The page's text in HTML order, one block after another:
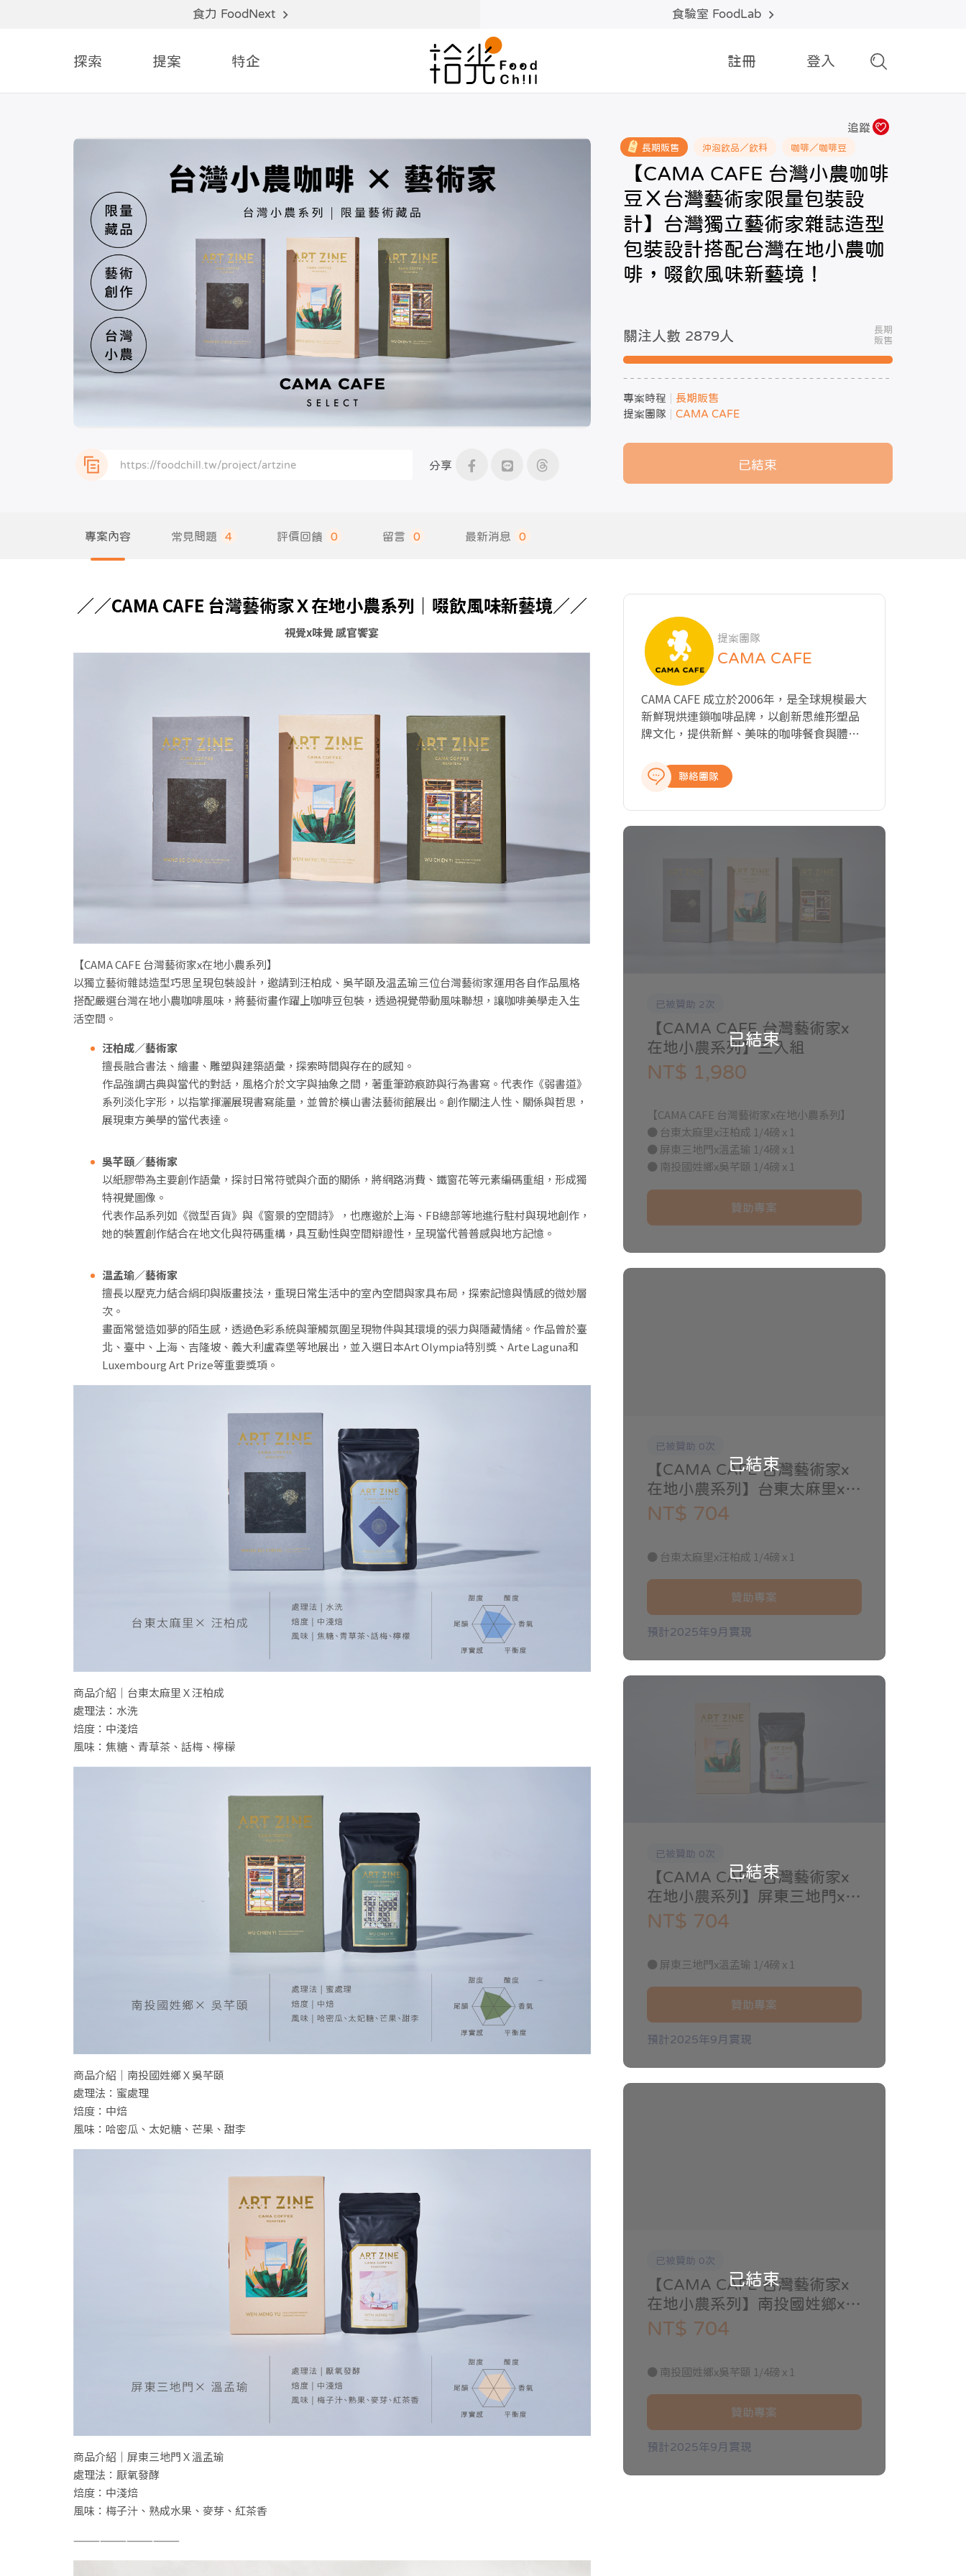
食力 FoodNext 食驗室 FoodLab
探索 提案 特企 註冊 登入
分享
追蹤
長期販售 沖泡飲品／飲料 咖啡／咖啡豆
【CAMA CAFE 台灣小農咖啡
豆Ｘ台灣藝術家限量包裝設
計】台灣獨立藝術家雜誌造型
包裝設計搭配台灣在地小農咖
啡，啜飲風味新藝境！
關注人數 2879 人
長期
販售
專案時程
長期販售
提案團隊
CAMA CAFE
已結束
專案內容 常見問題 4 評價回饋 0 留言 0 最新消息 0
／／CAMA CAFE 台灣藝術家Ｘ在地小農系列｜啜飲風味新藝境／／
視覺x味覺 感官饗宴
【CAMA CAFE 台灣藝術家x在地小農系列】
以獨立藝術雜誌造型巧思呈現包裝設計，邀請到汪柏成、吳芊頤及温孟瑜三位台灣藝術家運用各自作品風格
搭配嚴選台灣在地小農咖啡風味，將藝術畫作躍上咖啡豆包裝，透過視覺帶動風味聯想，讓咖啡美學走入生
活空間。
汪柏成／藝術家
擅長融合書法、繪畫、雕塑與建築語彙，探索時間與存在的感知。
作品強調古典與當代的對話，風格介於文字與抽象之間，著重筆跡痕跡與行為書寫。代表作《弱書道》
系列淡化字形，以指掌揮灑展現書寫能量，並曾於橫山書法藝術館展出。創作關注人性、關係與哲思，
展現東方美學的當代表達。
吳芊頤／藝術家
以紙膠帶為主要創作語彙，探討日常符號與介面的關係，將網路消費、鐵窗花等元素編碼重組，形成獨
特視覺圖像。
代表作品系列如《微型百貨》與《窗景的空間詩》，也應邀於上海、FB總部等地進行駐村與現地創作，
她的裝置創作結合在地文化與符碼重構，具互動性與空間辯證性，呈現當代普普感與地方記憶。
温孟瑜／藝術家
擅長以壓克力結合絹印與版畫技法，重現日常生活中的室內空間與家具布局，探索記憶與情感的微妙層
次。
畫面常營造如夢的陌生感，透過色彩系統與筆觸氛圍呈現物件與其環境的張力與隱藏情緒。作品曾於臺
北、臺中、上海、吉隆坡、義大利盧森堡等地展出，並入選日本Art Olympia特別獎、Arte Laguna和
Luxembourg Art Prize等重要獎項。
商品介紹｜台東太麻里Ｘ汪柏成
處理法：水洗
焙度：中淺焙
風味：焦糖、青草茶、話梅、檸檬
商品介紹｜南投國姓鄉Ｘ吳芊頤
處理法：蜜處理
焙度：中焙
風味：哈密瓜、太妃糖、芒果、甜李
商品介紹｜屏東三地門Ｘ溫孟瑜
處理法：厭氧發酵
焙度：中淺焙
風味：梅子汁、熟成水果、麥芽、紅茶香
————————————
提案團隊
CAMA CAFE
CAMA CAFE 成立於2006年，是全球規模最大
新鮮現烘連鎖咖啡品牌，以創新思維形塑品
牌文化，提供新鮮、美味的咖啡餐食與體
店內演繹整個「Bean to Cup」過程，從手
工挑豆、新鮮現烘到黃金萃取，講究從一顆
聯絡團隊
已結束
已被贊助 2次
【CAMA CAFE 台灣藝術家x
在地小農系列】三入組
NT$ 1,980
【CAMA CAFE 台灣藝術家x在地小農系列】
● 台東太麻里x汪柏成 1/4磅 x 1
● 屏東三地門x溫孟瑜 1/4磅 x 1
● 南投國姓鄉x吳芊頤 1/4磅 x 1
贊助專案
已結束
已被贊助 0次
【CAMA CAFE 台灣藝術家x
在地小農系列】台東太麻里x汪
柏成 1/4磅 單入組
NT$ 704
● 台東太麻里x汪柏成 1/4磅 x 1
贊助專案
預計2025年9月實現
已結束
已被贊助 0次
【CAMA CAFE 台灣藝術家x
在地小農系列】屏東三地門x溫
孟瑜 1/4磅 單入組
NT$ 704
● 屏東三地門x溫孟瑜 1/4磅 x 1
贊助專案
預計2025年9月實現
已結束
已被贊助 0次
【CAMA CAFE 台灣藝術家x
在地小農系列】南投國姓鄉x吳
芊頤 1/4磅 單入組
NT$ 704
● 南投國姓鄉x吳芊頤 1/4磅 x 1
贊助專案
預計2025年9月實現